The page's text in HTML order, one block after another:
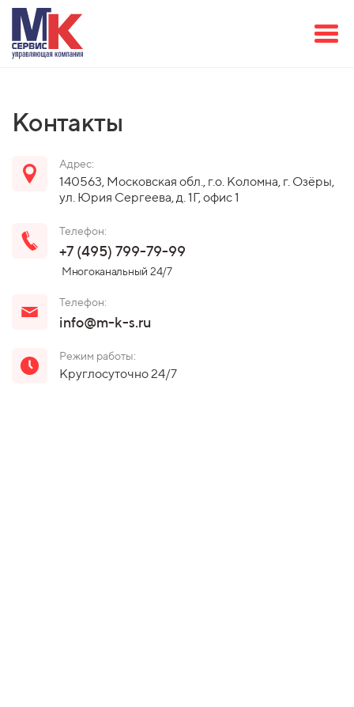
Контакты
Адрес:
140563, Московская обл., г.о. Коломна, г. Озёры,
ул. Юрия Сергеева, д. 1Г, офис 1
Телефон:
+7 (495) 799-79-99
Многоканальный 24/7
Телефон:
info@m-k-s.ru
Режим работы:
Круглосуточно 24/7